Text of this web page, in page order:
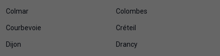
Colmar Colombes
Courbevoie Créteil
Dijon Drancy